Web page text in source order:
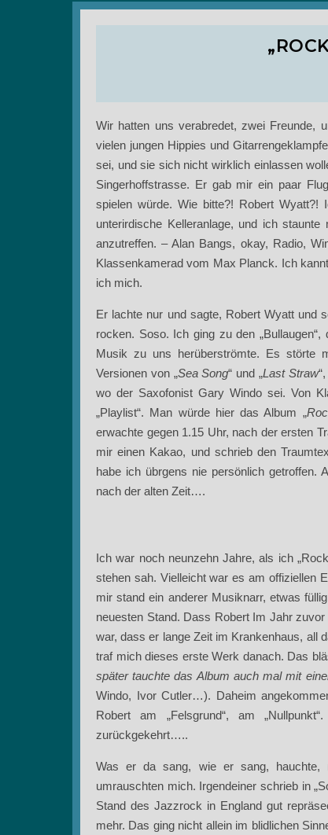
Wir hatten uns verabredet, zwei Freunde,
vielen jungen Hippies und
sei, und sie sich nicht wirklich einlassen
Singerhoffstrasse. Er gab mir ein paar
spielen würde. Wie bitte?! Robert
unterirdische Kelleranlage, und ich
anzutreffen. – Alan Bangs, okay, Radio,
Klassenkamerad vom Max Planck. Ich
ich mich.
Er lachte nur und sagte, Robert Wyatt und
rocken. Soso. Ich ging zu den
Musik zu uns herüberströmte. Es störte
Versionen von „Sea Song“ und „Last Straw
wo der Saxofonist Gary Windo sei. Von
„Playlist“. Man würde hier das Album „
erwachte gegen 1.15 Uhr, nach der ersten
mir einen Kakao, und schrieb den
habe ich übrgens nie persönlich getroffen.
nach der alten Zeit….
Ich war noch neunzehn Jahre, als ich
stehen sah. Vielleicht war es am offiziellen
mir stand ein anderer Musiknarr, etwas
neuesten Stand. Dass Robert Im Jahr
war, dass er lange Zeit im Krankenhaus, all
traf mich dieses erste Werk danach. Das
später tauchte das Album auch mal mit
Windo, Ivor Cutler…). Daheim
Robert am „Felsgrund“, am
zurückgekehrt…..
Was er da sang, wie er sang, hauchte,
umrauschten mich. Irgendeiner schrieb in
Stand des Jazzrock in England gut
mehr. Das ging nicht allein im blidlichen